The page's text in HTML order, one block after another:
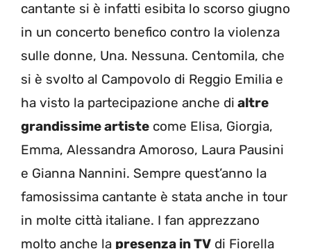
cantante si è infatti esibita lo scorso giugno
in un concerto benefico contro la violenza
sulle donne, Una. Nessuna. Centomila, che
si è svolto al Campovolo di Reggio Emilia e
ha visto la partecipazione anche di altre
grandissime artiste come Elisa, Giorgia,
Emma, Alessandra Amoroso, Laura Pausini
e Gianna Nannini. Sempre quest’anno la
famosissima cantante è stata anche in tour
in molte città italiane. I fan apprezzano
molto anche la presenza in TV di Fiorella